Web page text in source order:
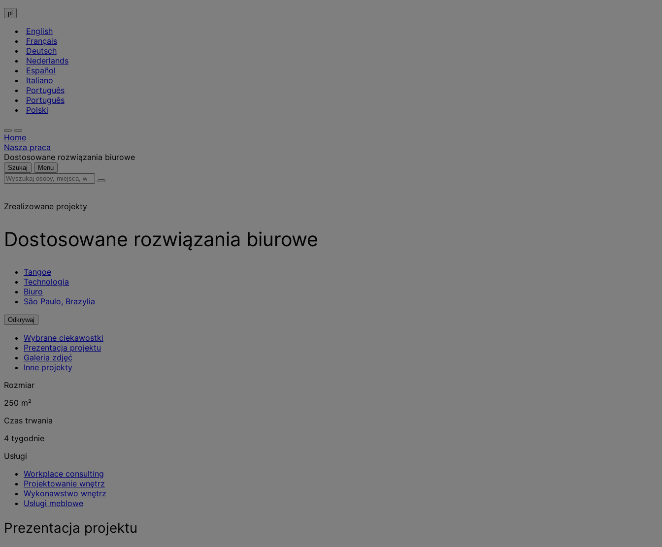
pl
English
Français
Deutsch
Nederlands
Español
Italiano
Português
Português
Polski
Home
Nasza praca
Dostosowane rozwiązania biurowe
Szukaj Menu
Wyszukaj
wiadomości
Zrealizowane projekty
Dostosowane rozwiązania biurowe
Tangoe
Technologia
Biuro
São Paulo, Brazylia
Odkrywaj
Wybrane ciekawostki
Prezentacja projektu
Galeria zdjęć
Inne projekty
Rozmiar
250 m²
Czas trwania
4 tygodnie
Usługi
Workplace consulting
Projektowanie wnętrz
Wykonawstwo wnętrz
Usługi meblowe
Prezentacja projektu